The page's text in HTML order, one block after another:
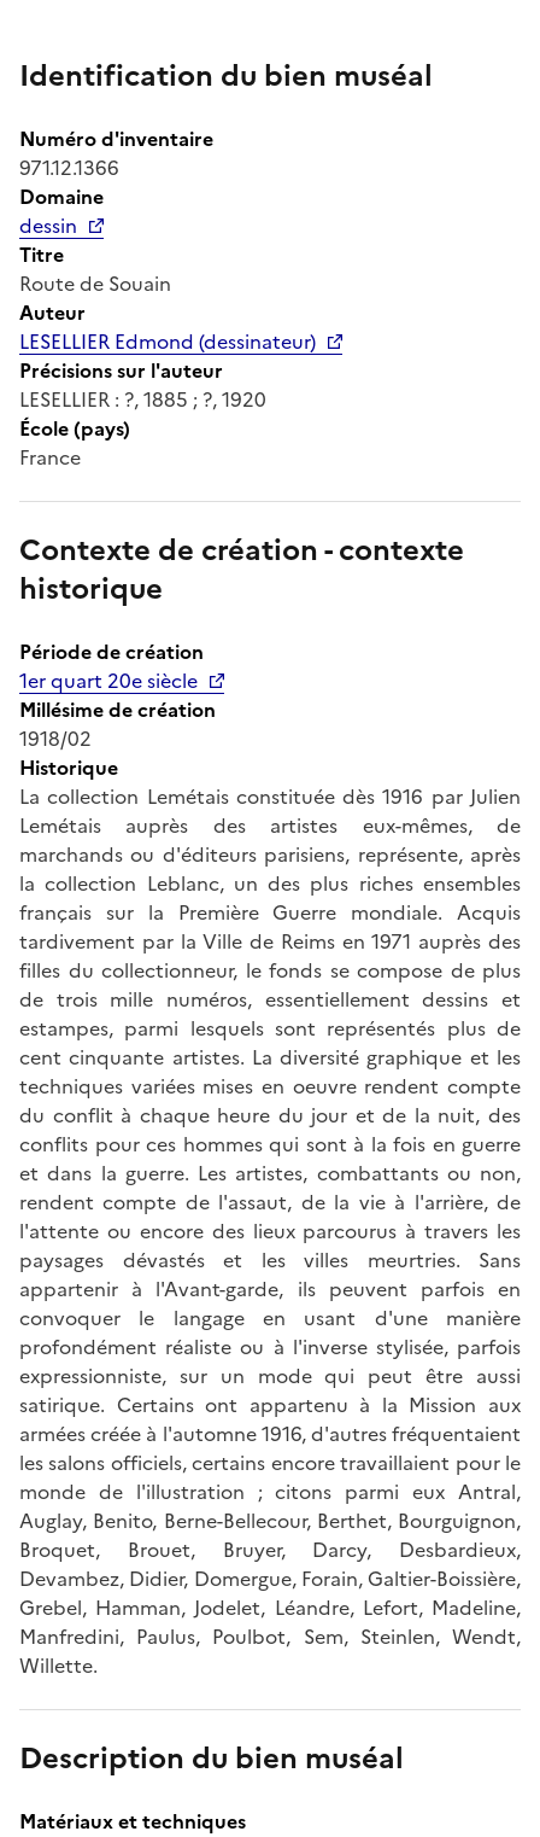
Identification du bien muséal
Numéro d'inventaire
971.12.1366
Domaine
dessin
Titre
Route de Souain
Auteur
LESELLIER Edmond (dessinateur)
Précisions sur l'auteur
LESELLIER : ?, 1885 ; ?, 1920
École (pays)
France
Contexte de création - contexte
historique
Période de création
1er quart 20e siècle
Millésime de création
1918/02
Historique
La collection Lemétais constituée dès 1916 par Julien
Lemétais auprès des artistes eux-mêmes, de
marchands ou d'éditeurs parisiens, représente, après
la collection Leblanc, un des plus riches ensembles
français sur la Première Guerre mondiale. Acquis
tardivement par la Ville de Reims en 1971 auprès des
filles du collectionneur, le fonds se compose de plus
de trois mille numéros, essentiellement dessins et
estampes, parmi lesquels sont représentés plus de
cent cinquante artistes. La diversité graphique et les
techniques variées mises en oeuvre rendent compte
du conflit à chaque heure du jour et de la nuit, des
conflits pour ces hommes qui sont à la fois en guerre
et dans la guerre. Les artistes, combattants ou non,
rendent compte de l'assaut, de la vie à l'arrière, de
l'attente ou encore des lieux parcourus à travers les
paysages dévastés et les villes meurtries. Sans
appartenir à l'Avant-garde, ils peuvent parfois en
convoquer le langage en usant d'une manière
profondément réaliste ou à l'inverse stylisée, parfois
expressionniste, sur un mode qui peut être aussi
satirique. Certains ont appartenu à la Mission aux
armées créée à l'automne 1916, d'autres fréquentaient
les salons officiels, certains encore travaillaient pour le
monde de l'illustration ; citons parmi eux Antral,
Auglay, Benito, Berne-Bellecour, Berthet, Bourguignon,
Broquet, Brouet, Bruyer, Darcy, Desbardieux,
Devambez, Didier, Domergue, Forain, Galtier-Boissière,
Grebel, Hamman, Jodelet, Léandre, Lefort, Madeline,
Manfredini, Paulus, Poulbot, Sem, Steinlen, Wendt,
Willette.
Description du bien muséal
Matériaux et techniques